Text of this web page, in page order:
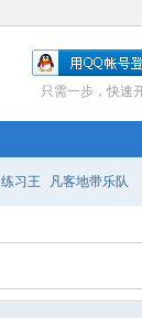
只需一步，快速
练习王 凡客地带乐队